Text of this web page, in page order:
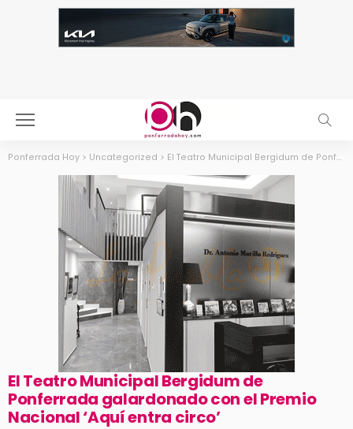
Ponferrada Hoy > Uncategorized > El Teatro Municipal Bergidum de Ponferrada galardonado con el Premio Nacional ‘Aquí entra circo’
El Teatro Municipal Bergidum de
Ponferrada galardonado con el Premio
Nacional ‘Aquí entra circo’